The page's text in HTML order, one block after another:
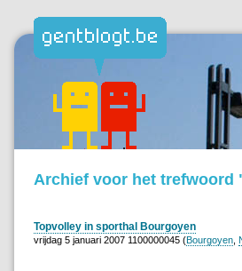
Archief voor het trefwoord
Topvolley in sporthal Bourgoyen
vrijdag 5 januari 2007 1100000045 (Bourgoyen